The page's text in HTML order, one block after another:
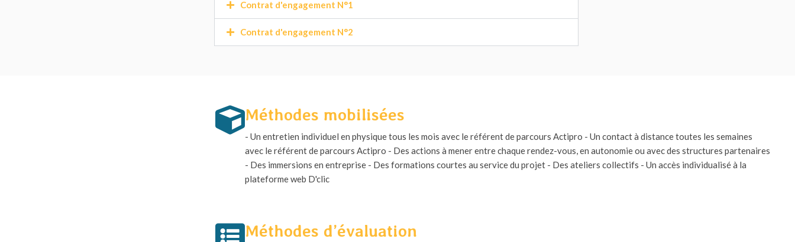
Contrat d'engagement N°1
Contrat d'engagement N°2
Méthodes mobilisées
- Un entretien individuel en physique tous les mois avec le référent de parcours Actipro - Un contact à distance toutes les semaines
avec le référent de parcours Actipro - Des actions à mener entre chaque rendez-vous, en autonomie ou avec des structures partenaires
- Des immersions en entreprise - Des formations courtes au service du projet - Des ateliers collectifs - Un accès individualisé à la
plateforme web D'clic
Méthodes d’évaluation